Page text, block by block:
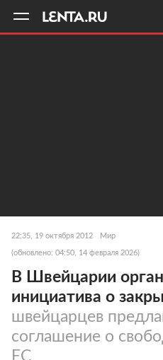
22:35, 19 октября 2012 Мир
(обновлено: 04:50, 14 февраля 2026)
В Швейцарии
инициатива о
швейцарцев
соглашение о
ЕС